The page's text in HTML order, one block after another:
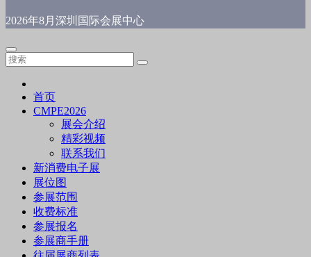
2026年8月深圳国际会展中心
首页
CMPE2026
展会介绍
精彩视频
联系我们
新消费电子展
展位图
参展范围
收费标准
参展报名
参展商手册